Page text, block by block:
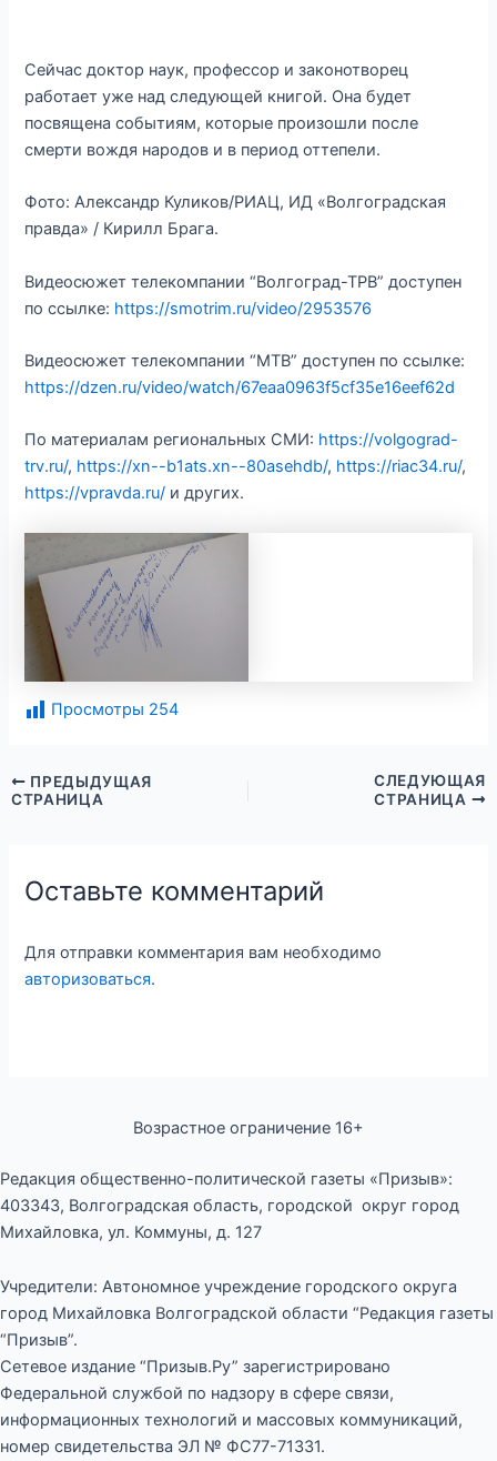
Сейчас доктор наук, профессор и законотворец
работает уже над следующей книгой. Она будет
посвящена событиям, которые произошли после
смерти вождя народов и в период оттепели.
Фото: Александр Куликов/РИАЦ, ИД «Волгоградская
правда» / Кирилл Брага.
Видеосюжет телекомпании “Волгоград-ТРВ” доступен
по ссылке: https://smotrim.ru/video/2953576
Видеосюжет телекомпании “МТВ” доступен по ссылке:
https://dzen.ru/video/watch/67eaa0963f5cf35e16eef62d
По материалам региональных СМИ: https://volgograd-
trv.ru/, https://xn--b1ats.xn--80asehdb/, https://riac34.ru/,
https://vpravda.ru/ и других.
Просмотры 254
ПРЕДЫДУЩАЯ
СТРАНИЦА
СЛЕДУЮЩАЯ
СТРАНИЦА
Оставьте комментарий
Для отправки комментария вам необходимо
авторизоваться.
Возрастное ограничение 16+
Редакция общественно-политической газеты «Призыв»:
403343, Волгоградская область, городской округ город
Михайловка, ул. Коммуны, д. 127
Учредители: Автономное учреждение городского округа
город Михайловка Волгоградской области “Редакция газеты
“Призыв”.
Сетевое издание “Призыв.Ру” зарегистрировано
Федеральной службой по надзору в сфере связи,
информационных технологий и массовых коммуникаций,
номер свидетельства ЭЛ № ФС77-71331.